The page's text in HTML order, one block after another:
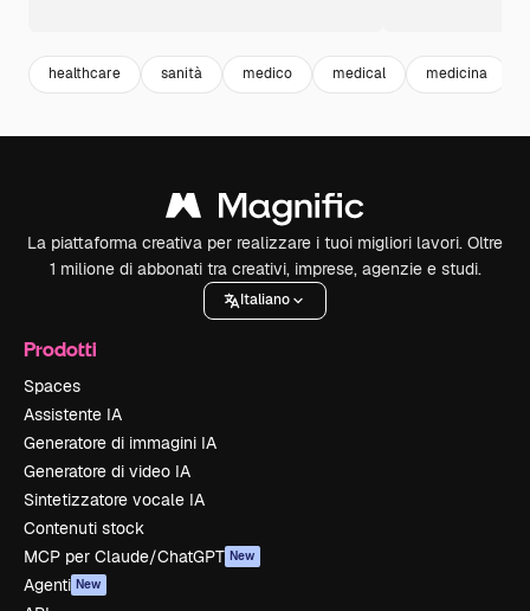
healthcare sanità medico medical medicina
La piattaforma creativa per realizzare i tuoi migliori lavori. Oltre
1 milione di abbonati tra creativi, imprese, agenzie e studi.
Italiano
Prodotti
Spaces
Assistente IA
Generatore di immagini IA
Generatore di video IA
Sintetizzatore vocale IA
Contenuti stock
MCP per Claude/ChatGPT New
Agenti New